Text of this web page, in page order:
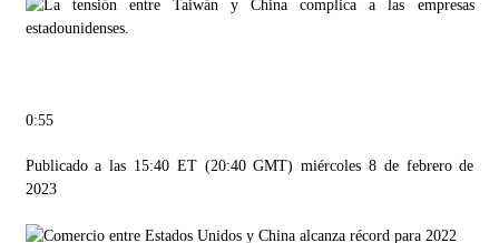
0:55
Publicado a las 15:40 ET (20:40 GMT) miércoles 8 de febrero de
2023